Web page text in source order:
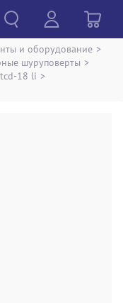
и оборудование >
шуруповерты >
18 li >